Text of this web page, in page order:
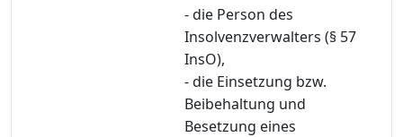
- die Person des
Insolvenzverwalters (§ 57
InsO),
- die Einsetzung bzw.
Beibehaltung und
Besetzung eines